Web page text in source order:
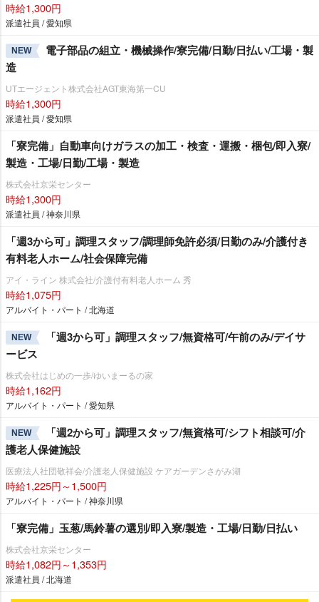
時給1,300円
派遣社員 / 愛知県
NEW
電子部品の組立・機械操作/寮完備/日勤/日払い/工場・製
造
UTエージェント株式会社AGT東海第一CU
時給1,300円
派遣社員 / 愛知県
「寮完備」自動車向けガラスの加工・検査・運搬・梱包/即入寮/
製造・工場/日勤/工場・製造
株式会社京栄センター
時給1,300円
派遣社員 / 神奈川県
「週3から可」調理スタッフ/調理師免許必須/日勤のみ/介護付き
有料老人ホーム/社会保障完備
アイ・ライン 株式会社/介護付有料老人ホーム 秀
時給1,075円
アルバイト・パート / 北海道
NEW
「週3から可」調理スタッフ/無資格可/午前のみ/デイサ
ービス
株式会社はじめの一歩/ゆいまーるの家
時給1,162円
アルバイト・パート / 愛知県
NEW
「週2から可」調理スタッフ/無資格可/シフト相談可/介
護老人保健施設
医療法人社団敬祥会/介護老人保健施設 ケアガーデンさがみ湖
時給1,225円～1,500円
アルバイト・パート / 神奈川県
「寮完備」玉葱/馬鈴薯の選別/即入寮/製造・工場/日勤/日払い
株式会社京栄センター
時給1,082円～1,353円
派遣社員 / 北海道